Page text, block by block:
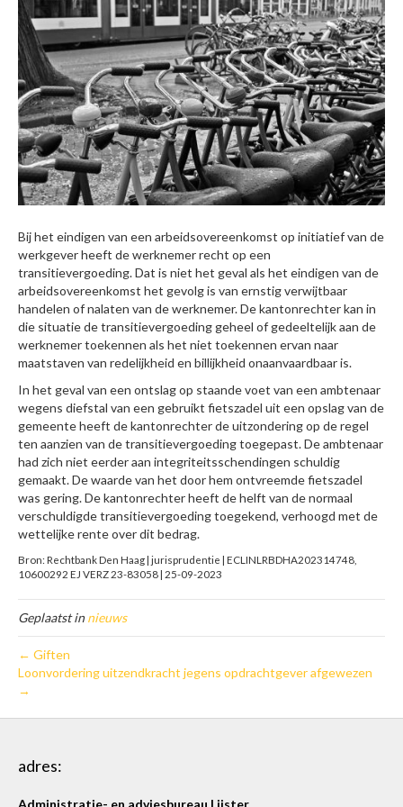
Bij het eindigen van een arbeidsovereenkomst op initiatief van de
werkgever heeft de werknemer recht op een
transitievergoeding. Dat is niet het geval als het eindigen van de
arbeidsovereenkomst het gevolg is van ernstig verwijtbaar
handelen of nalaten van de werknemer. De kantonrechter kan in
die situatie de transitievergoeding geheel of gedeeltelijk aan de
werknemer toekennen als het niet toekennen ervan naar
maatstaven van redelijkheid en billijkheid onaanvaardbaar is.
In het geval van een ontslag op staande voet van een ambtenaar
wegens diefstal van een gebruikt fietszadel uit een opslag van de
gemeente heeft de kantonrechter de uitzondering op de regel
ten aanzien van de transitievergoeding toegepast. De ambtenaar
had zich niet eerder aan integriteitsschendingen schuldig
gemaakt. De waarde van het door hem ontvreemde fietszadel
was gering. De kantonrechter heeft de helft van de normaal
verschuldigde transitievergoeding toegekend, verhoogd met de
wettelijke rente over dit bedrag.
Bron: Rechtbank Den Haag | jurisprudentie | ECLINLRBDHA202314748,
10600292 EJ VERZ 23-83058 | 25-09-2023
Geplaatst innieuws
← Giften
Loonvordering uitzendkracht jegens opdrachtgever afgewezen
→
adres: